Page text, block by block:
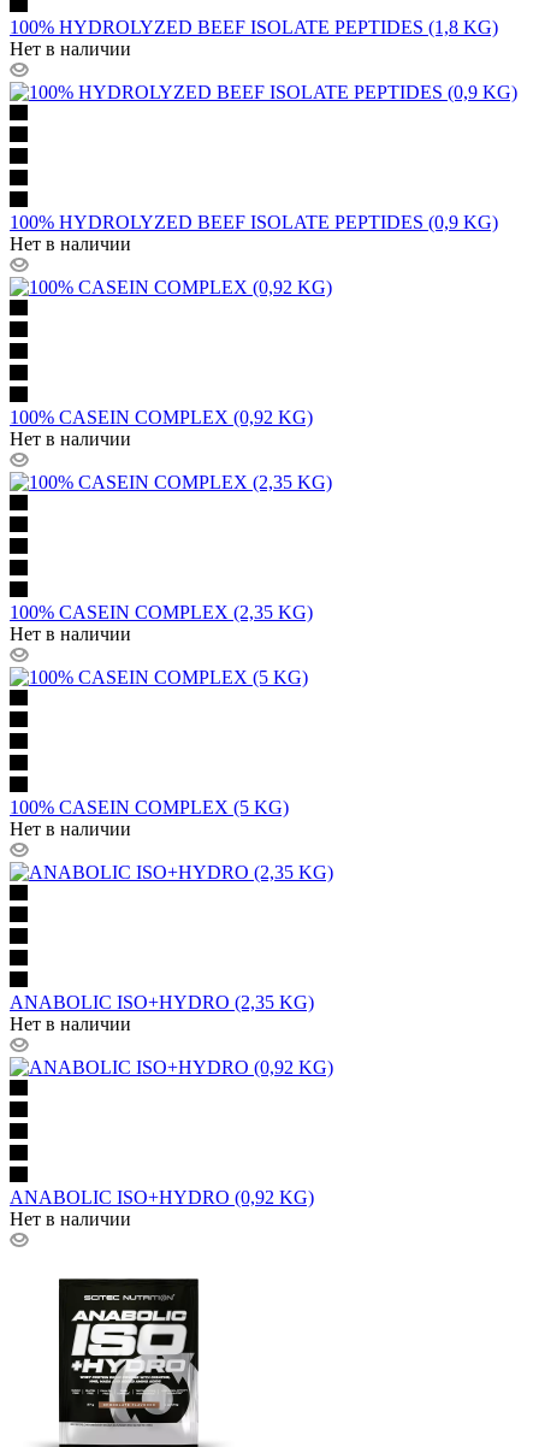
100% HYDROLYZED BEEF ISOLATE PEPTIDES (1,8 KG)
Нет в наличии
100% HYDROLYZED BEEF ISOLATE PEPTIDES (0,9 KG)
Нет в наличии
100% CASEIN COMPLEX (0,92 KG)
Нет в наличии
100% CASEIN COMPLEX (2,35 KG)
Нет в наличии
100% CASEIN COMPLEX (5 KG)
Нет в наличии
ANABOLIC ISO+HYDRO (2,35 KG)
Нет в наличии
ANABOLIC ISO+HYDRO (0,92 KG)
Нет в наличии